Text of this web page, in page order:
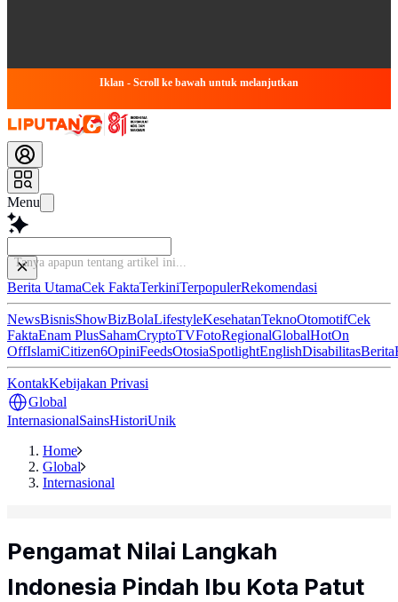
Iklan - Scroll ke bawah untuk melanjutkan
Menu
Bac
Berita UtamaCek FaktaTerkiniTerpopulerRekomendasi
NewsBisnisShowBizBolaLifestyleKesehatanTeknoOtomotifCek
FaktaEnam PlusSahamCryptoTVFotoRegionalGlobalHotOn
OffIslamiCitizen6OpiniFeedsOtosiaSpotlightEnglishDisabilitasBerita
KontakKebijakan Privasi
Global
InternasionalSainsHistoriUnik
Home
Global
Internasional
Pengamat Nilai Langkah
Indonesia Pindah Ibu Kota Patut